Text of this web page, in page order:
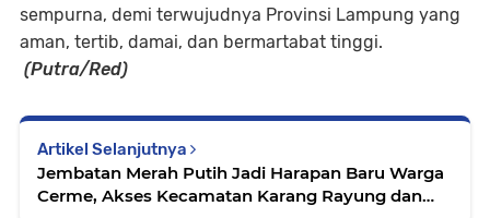
sempurna, demi terwujudnya Provinsi Lampung yang
aman, tertib, damai, dan bermartabat tinggi.
(Putra/Red)
Artikel Selanjutnya
Jembatan Merah Putih Jadi Harapan Baru Warga
Cerme, Akses Kecamatan Karang Rayung dan